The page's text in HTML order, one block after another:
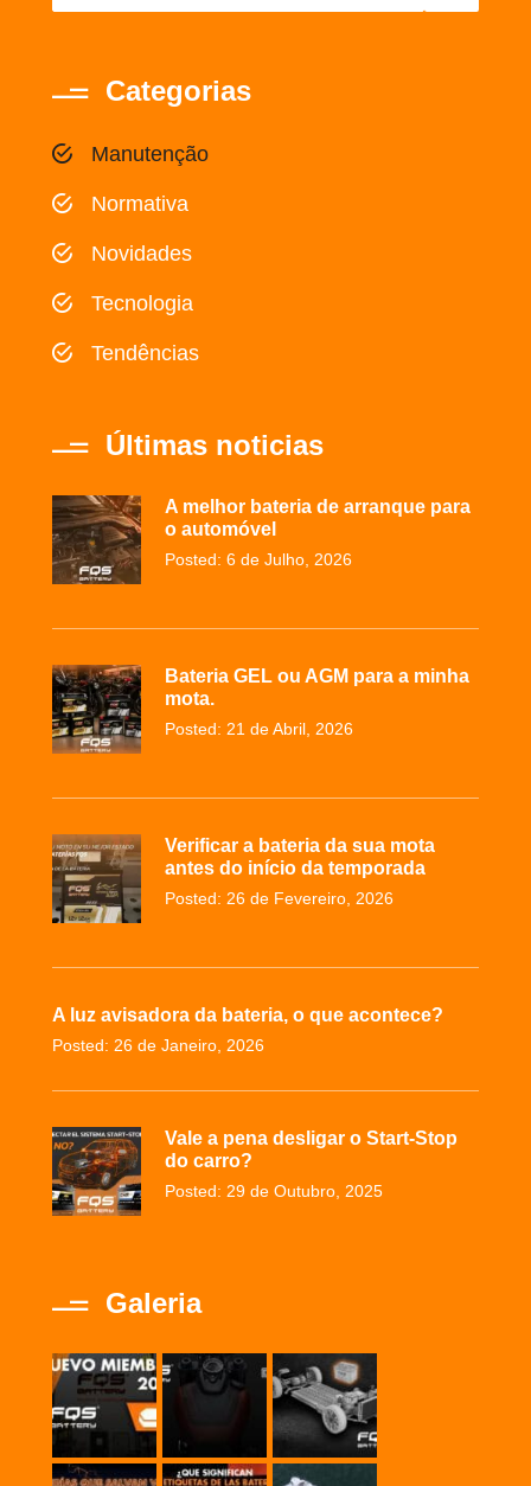
Categorias
Manutenção
Normativa
Novidades
Tecnologia
Tendências
Últimas noticias
A melhor bateria de arranque para
o automóvel
Posted: 6 de Julho, 2026
Bateria GEL ou AGM para a minha
mota.
Posted: 21 de Abril, 2026
Verificar a bateria da sua mota
antes do início da temporada
Posted: 26 de Fevereiro, 2026
A luz avisadora da bateria, o que acontece?
Posted: 26 de Janeiro, 2026
Vale a pena desligar o Start-Stop
do carro?
Posted: 29 de Outubro, 2025
Galeria